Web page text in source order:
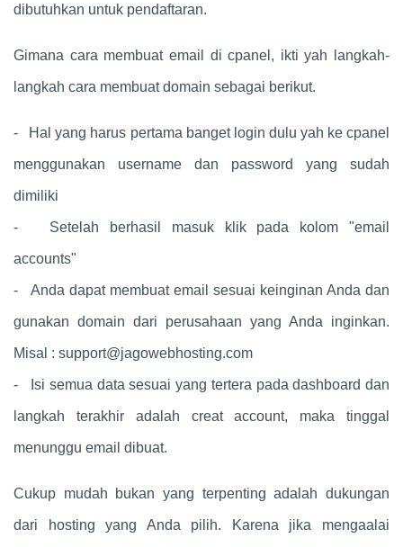
dibutuhkan untuk pendaftaran.
Gimana cara membuat email di cpanel, ikti yah langkah-
langkah cara membuat domain sebagai berikut.
- Hal yang harus pertama banget login dulu yah ke cpanel
menggunakan username dan password yang sudah
dimiliki
- Setelah berhasil masuk klik pada kolom "email
accounts"
- Anda dapat membuat email sesuai keinginan Anda dan
gunakan domain dari perusahaan yang Anda inginkan.
Misal : support@jagowebhosting.com
- Isi semua data sesuai yang tertera pada dashboard dan
langkah terakhir adalah creat account, maka tinggal
menunggu email dibuat.
Cukup mudah bukan yang terpenting adalah dukungan
dari hosting yang Anda pilih. Karena jika mengaalai